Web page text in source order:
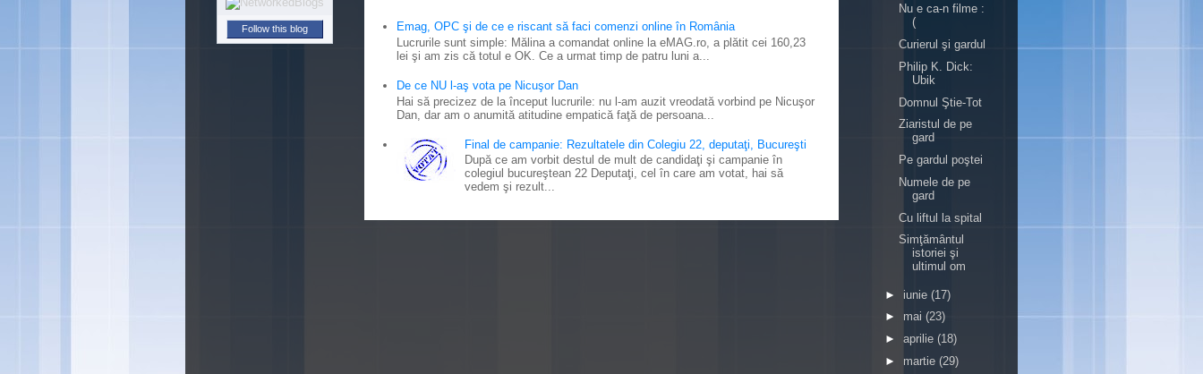
Emag, OPC şi de ce e riscant să faci comenzi online în România
Lucrurile sunt simple: Mălina a comandat online la eMAG.ro, a plătit cei 160,23
lei şi am zis că totul e OK. Ce a urmat timp de patru luni a...
De ce NU l-aş vota pe Nicuşor Dan
Hai să precizez de la început lucrurile: nu l-am auzit vreodată vorbind pe Nicuşor
Dan, dar am o anumită atitudine empatică faţă de persoana...
Final de campanie: Rezultatele din Colegiu 22, deputaţi, Bucureşti
După ce am vorbit destul de mult de candidaţi şi campanie în
colegiul bucureştean 22 Deputaţi, cel în care am votat, hai să
vedem şi rezult...
Follow this blog
Nu e ca-n filme :
(
Curierul şi gardul
Philip K. Dick:
Ubik
Domnul Ştie-Tot
Ziaristul de pe
gard
Pe gardul poştei
Numele de pe
gard
Cu liftul la spital
Simţământul
istoriei şi
ultimul om
► iunie (17)
► mai (23)
► aprilie (18)
► martie (29)